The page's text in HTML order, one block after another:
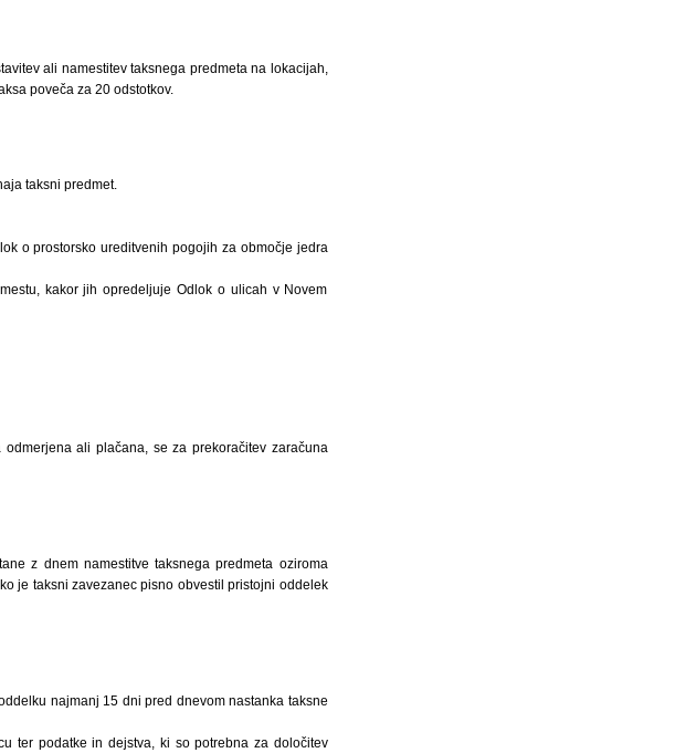
ali namestitev taksnega predmeta na lokacijah,
poveča za 20 odstotkov.
taksni predmet.
o prostorsko ureditvenih pogojih za območje jedra
kakor jih opredeljuje Odlok o ulicah v Novem
ali plačana, se za prekoračitev zaračuna
z dnem namestitve taksnega predmeta oziroma
je taksni zavezanec pisno obvestil pristojni oddelek
najmanj 15 dni pred dnevom nastanka taksne
ter podatke in dejstva, ki so potrebna za določitev